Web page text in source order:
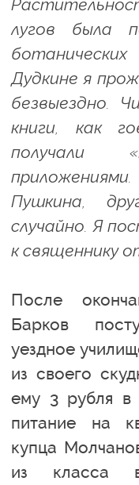
лугов была
Дудкине я
безвыездно.
книги, как
получали
Пушкина,
случайно. Я
к священнику
После
Барков
уездное
из своего
ему 3 рубля в
питание на
купца
из класса